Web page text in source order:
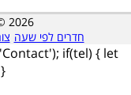
2026
חדרים לפי שעה
if(tel) { let